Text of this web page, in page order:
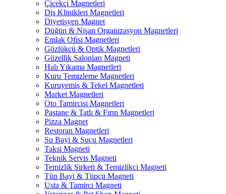
Çiçekçi Magnetleri
Diş Klinikleri Magnetleri
Diyetisyen Magnet
Düğün & Nişan Organizasyon Magnetleri
Emlak Ofisi Magnetleri
Gözlükçü & Optik Magnetleri
Güzellik Salonları Magneti
Halı Yıkama Magnetleri
Kuru Temizleme Magnetleri
Kuruyemiş & Tekel Magnetleri
Market Magnetleri
Oto Tamircisi Magnetleri
Pastane & Tatlı & Fırın Magnetleri
Pizza Magnet
Restoran Magnetleri
Su Bayi & Sucu Magnetleri
Taksi Magneti
Teknik Servis Magneti
Temizlik Şirketi & Temizlikçi Magneti
Tüp Bayi & Tüpçü Magneti
Usta & Tamirci Magneti